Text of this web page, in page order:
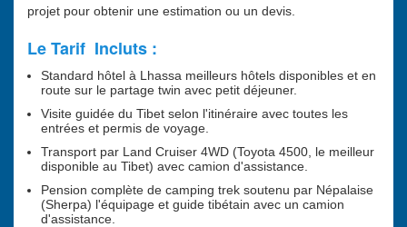
projet pour obtenir une estimation ou un devis.
Le Tarif Incluts :
Standard hôtel à Lhassa meilleurs hôtels disponibles et en
route sur le partage twin avec petit déjeuner.
Visite guidée du Tibet selon l'itinéraire avec toutes les
entrées et permis de voyage.
Transport par Land Cruiser 4WD (Toyota 4500, le meilleur
disponible au Tibet) avec camion d'assistance.
Pension complète de camping trek soutenu par Népalaise
(Sherpa) l'équipage et guide tibétain avec un camion
d'assistance.